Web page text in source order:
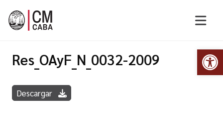
Res_OAyF_N_0032-2009
Descargar